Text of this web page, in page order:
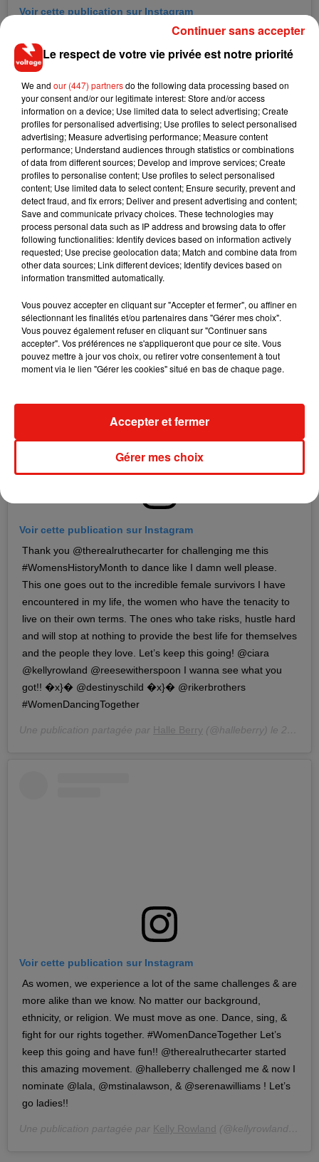
Voir cette publication sur Instagram
Thank you @therealruthecarter for starting this challenge to
finish out #WomensHistoryMonth in a fun way while showing
the world anything is possible when women unite! So I
stretched my hips and accepted this challenge of singing,
dancing, and lip syncing to my favorite female empowerment
song! We have all been through something in this life. We've
all fallen and didn't want to get up. We've had our hearts
broken. We've all experienced failures. All women share
these common truths and we can ALL rise when we stick
together and uplift each other. Let's keep this going and
laugh and have fun along the way. I nominate
@chrissyteigen @jessicaalba and @traceeellisross to keep
this challenge going! �x}� @therealmaryjblige
#WomenDancingTogether
#WomenDancingTogetherChallenge
Voir cette publication sur Instagram
Thank you @therealruthecarter for challenging me this
#WomensHistoryMonth to dance like I damn well please.
This one goes out to the incredible female survivors I have
encountered in my life, the women who have the tenacity to
live on their own terms. The ones who take risks, hustle hard
and will stop at nothing to provide the best life for themselves
and the people they love. Let’s keep this going! @ciara
@kellyrowland @reesewitherspoon I wanna see what you
got!! �x}� @destinyschild �x}� @rikerbrothers
#WomenDancingTogether
Une publication partagée par Halle Berry (@halleberry) le 21 Mars 2019 à 2 :06 PDT
Voir cette publication sur Instagram
As women, we experience a lot of the same challenges & are
more alike than we know. No matter our background,
ethnicity, or religion. We must move as one. Dance, sing, &
fight for our rights together. #WomenDanceTogether Let’s
keep this going and have fun!! @therealruthecarter started
this amazing movement. @halleberry challenged me & now I
nominate @lala, @mstinalawson, & @serenawilliams ! Let’s
go ladies!!
Une publication partagée par Kelly Rowland (@kellyrowland) le
Le respect de votre vie privée est notre priorité
We and our (447) partnersdo the following data processing based on
your consent and/or our legitimate interest: Store and/or access
information on a device; Use limited data to select advertising; Create
profiles for personalised advertising; Use profiles to select personalised
advertising; Measure advertising performance; Measure content
performance; Understand audiences through statistics or combinations
of data from different sources; Develop and improve services; Create
profiles to personalise content; Use profiles to select personalised
content; Use limited data to select content; Ensure security, prevent and
detect fraud, and fix errors; Deliver and present advertising and content;
Save and communicate privacy choices. These technologies may
process personal data such as IP address and browsing data to offer
following functionalities: Identify devices based on information actively
requested; Use precise geolocation data; Match and combine data from
other data sources; Link different devices; Identify devices based on
information transmitted automatically.
Vous pouvez accepter en cliquant sur "Accepter et fermer", ou affiner en
sélectionnant les finalités et/ou partenaires dans "Gérer mes choix".
Vous pouvez également refuser en cliquant sur "Continuer sans
accepter". Vos préférences ne s'appliqueront que pour ce site. Vous
pouvez mettre à jour vos choix, ou retirer votre consentement à tout
moment via le lien "Gérer les cookies" situé en bas de chaque page.
Gérer mes choix
Accepter et fermer
Continuer sans accepter